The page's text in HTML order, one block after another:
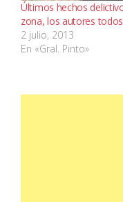
Últimos hechos
zona, los autores
2 julio, 2013
En «Gral. Pinto»